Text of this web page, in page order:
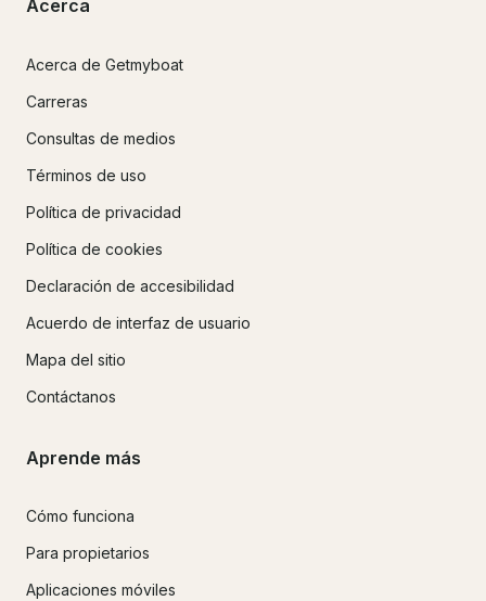
Acerca
Acerca de Getmyboat
Carreras
Consultas de medios
Términos de uso
Política de privacidad
Política de cookies
Declaración de accesibilidad
Acuerdo de interfaz de usuario
Mapa del sitio
Contáctanos
Aprende más
Cómo funciona
Para propietarios
Aplicaciones móviles